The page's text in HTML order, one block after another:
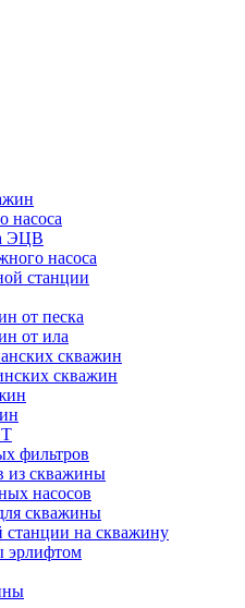
насоса
ЭЦВ
насоса
станции
от песка
от ила
скважин
скважин
фильтров
из скважины
насосов
скважины
станции на скважину
эрлифтом